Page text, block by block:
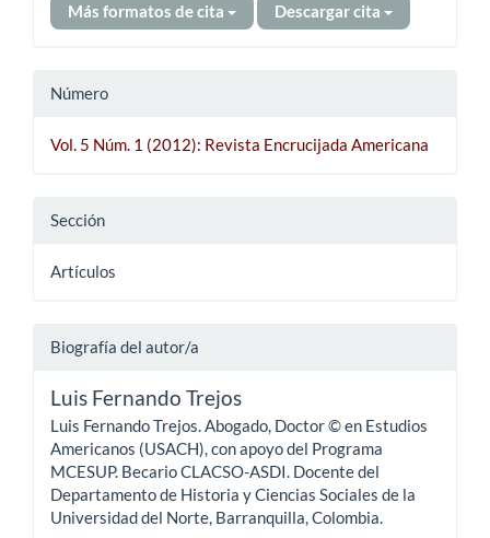
Más formatos de cita Descargar cita
Número
Vol. 5 Núm. 1 (2012): Revista Encrucijada Americana
Sección
Artículos
Biografía del autor/a
Luis Fernando Trejos
Luis Fernando Trejos. Abogado, Doctor © en Estudios
Americanos (USACH), con apoyo del Programa
MCESUP. Becario CLACSO-ASDI. Docente del
Departamento de Historia y Ciencias Sociales de la
Universidad del Norte, Barranquilla, Colombia.